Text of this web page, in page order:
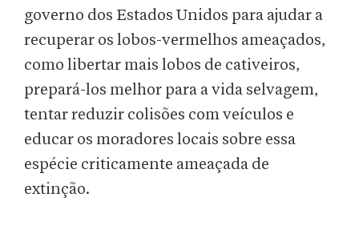
governo dos Estados Unidos para ajudar a
recuperar os lobos-vermelhos ameaçados,
como libertar mais lobos de cativeiros,
prepará-los melhor para a vida selvagem,
tentar reduzir colisões com veículos e
educar os moradores locais sobre essa
espécie criticamente ameaçada de
extinção.